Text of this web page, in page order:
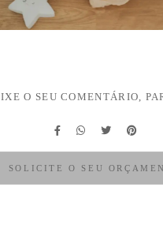
O SEU COMENTÁRIO,
SOLICITE O SEU